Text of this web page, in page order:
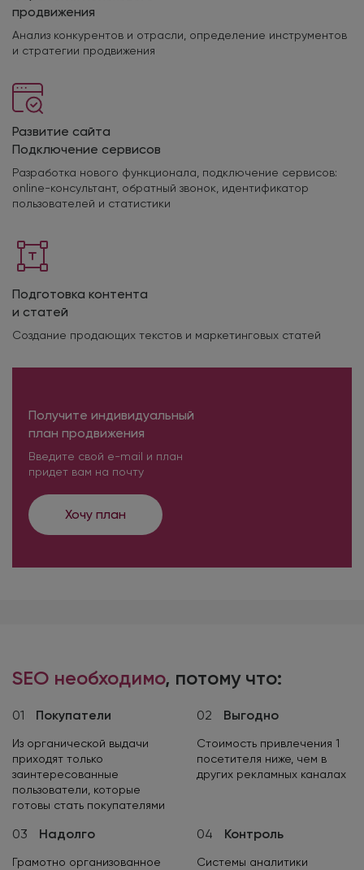
продвижения
Анализ конкурентов и отрасли, определение инструментов
и стратегии продвижения
Развитие сайта
Подключение сервисов
Разработка нового функционала, подключение сервисов:
online-консультант, обратный звонок, идентификатор
пользователей и статистики
Подготовка контента
и статей
Создание продающих текстов и маркетинговых статей
Получите индивидуальный
план продвижения
Введите свой e-mail и план
придет вам на почту
Хочу план
SEO необходимо, потому что:
01 Покупатели
Из органической выдачи
приходят только
заинтересованные
пользователи, которые
готовы стать покупателями
02 Выгодно
Стоимость привлечения 1
посетителя ниже, чем в
других рекламных каналах
03 Надолго
Грамотно организованное
04 Контроль
Системы аналитики